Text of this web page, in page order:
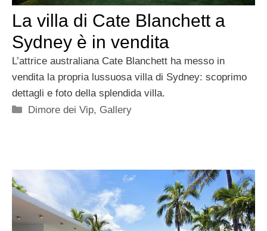
La villa di Cate Blanchett a
Sydney è in vendita
L’attrice australiana Cate Blanchett ha messo in
vendita la propria lussuosa villa di Sydney: scoprimo
dettagli e foto della splendida villa.
Categorie
Dimore dei Vip, Gallery